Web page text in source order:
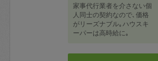
家事代行業者を介さない個
人同士の契約なので､価格
がリーズナブル｡ハウスキ
ーパーは高時給に｡